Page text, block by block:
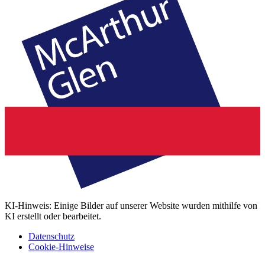
KI-Hinweis: Einige Bilder auf unserer Website wurden mithilfe von
KI erstellt oder bearbeitet.
Datenschutz
Cookie-Hinweise